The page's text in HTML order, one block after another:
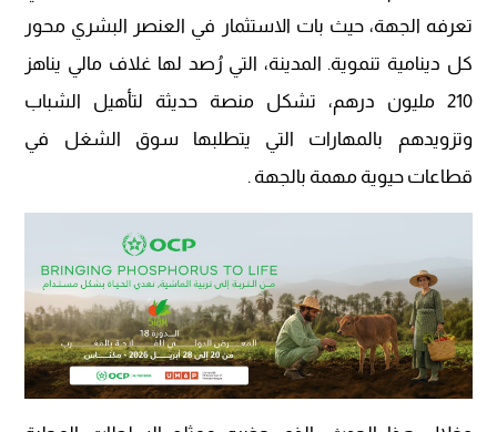
تعرفه الجهة، حيث بات الاستثمار في العنصر البشري محور
كل دينامية تنموية. المدينة، التي رُصد لها غلاف مالي يناهز
210 مليون درهم، تشكل منصة حديثة لتأهيل الشباب
وتزويدهم بالمهارات التي يتطلبها سوق الشغل في
قطاعات حيوية مهمة بالجهة .